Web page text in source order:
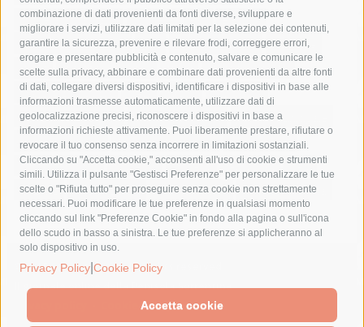
combinazione di dati provenienti da fonti diverse, sviluppare e
migliorare i servizi, utilizzare dati limitati per la selezione dei contenuti,
garantire la sicurezza, prevenire e rilevare frodi, correggere errori,
erogare e presentare pubblicità e contenuto, salvare e comunicare le
scelte sulla privacy, abbinare e combinare dati provenienti da altre fonti
di dati, collegare diversi dispositivi, identificare i dispositivi in base alle
informazioni trasmesse automaticamente, utilizzare dati di
geolocalizzazione precisi, riconoscere i dispositivi in base a
informazioni richieste attivamente. Puoi liberamente prestare, rifiutare o
revocare il tuo consenso senza incorrere in limitazioni sostanziali.
Cliccando su "Accetta cookie," acconsenti all'uso di cookie e strumenti
simili. Utilizza il pulsante "Gestisci Preferenze" per personalizzare le tue
scelte o "Rifiuta tutto" per proseguire senza cookie non strettamente
necessari. Puoi modificare le tue preferenze in qualsiasi momento
cliccando sul link "Preferenze Cookie" in fondo alla pagina o sull'icona
dello scudo in basso a sinistra. Le tue preferenze si applicheranno al
solo dispositivo in uso.
Privacy Policy Cookie Policy
Accetta cookie
costiera amalfitana
covid-19 eav
elezioni
fondazione sorrento
gori guardia costiera
incidente
lavori
lorenzo balducelli mare
massa lubrense
massimo coppola
Meta napoli
ordinanza
penisola sorrentina
piano di sorrento
polizia municipale
protezione civile
Regione Campania
sant'agnello
sindaco cuomo
sorrento studenti temporali
treni
turismo
Vico Equense villa fiorentino vincenzo de luca
© 2015 SorrentoPress. All rights reserved.
Il giornale online della Penisola Sorrentina
Cookie Policy